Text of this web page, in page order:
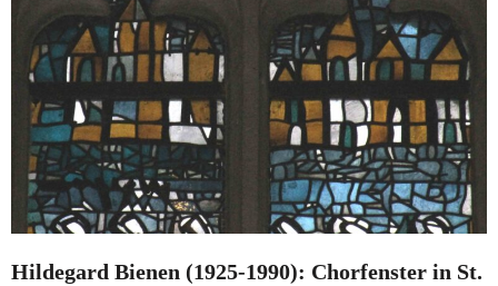
Hildegard Bienen (1925-1990): Chorfenster in St.